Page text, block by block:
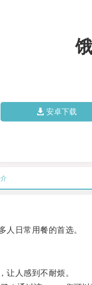
安卓下载
日常用餐的首选。
人感到不耐烦。